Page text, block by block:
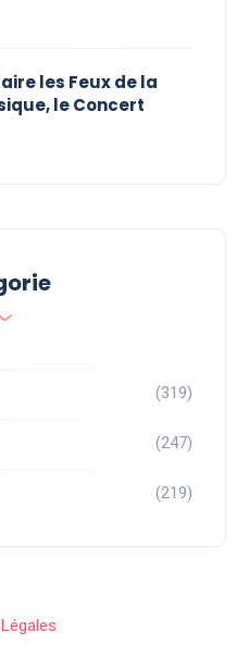
les Feux de la
le Concert
(319)
(247)
(219)